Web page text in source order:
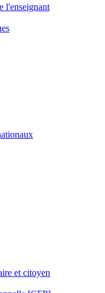
l'enseignant
et citoyen